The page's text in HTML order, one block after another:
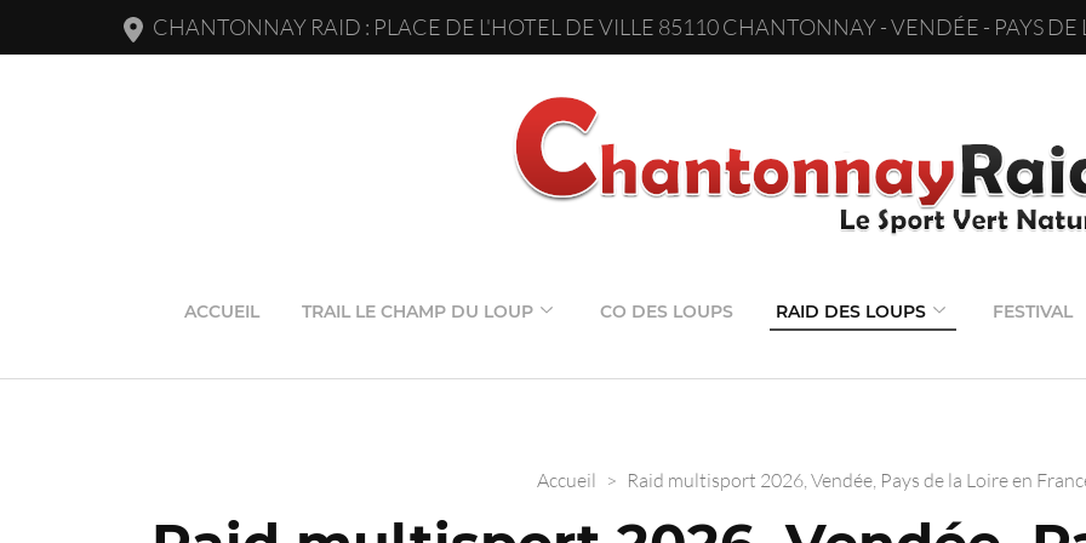
CHANTONNAY RAID : PLACE DE L'HOTEL DE VILLE 85110 CHANTONNAY - VENDÉE - PAYS DE
ACCUEIL TRAIL LE CHAMP DU LOUP CO DES LOUPS RAID DES LOUPS FESTIVAL
Accueil > Raid multisport 2026, Vendée, Pays de la Loire en